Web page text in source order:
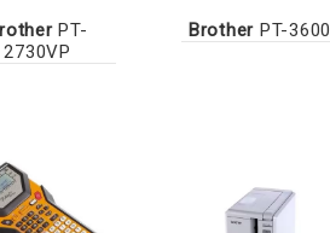
PT-
2730VP
Brother PT-3600